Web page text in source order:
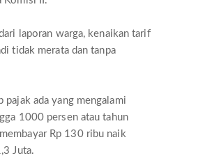
laporan warga, kenaikan tarif
tidak merata dan tanpa
pajak ada yang mengalami
1000 persen atau tahun
Rp 130 ribu naik
Juta.